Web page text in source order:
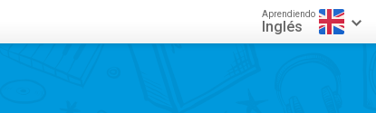
Aprendiendo
Inglés